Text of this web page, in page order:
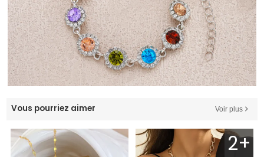
Vous pourriez aimer Voir plus
2+